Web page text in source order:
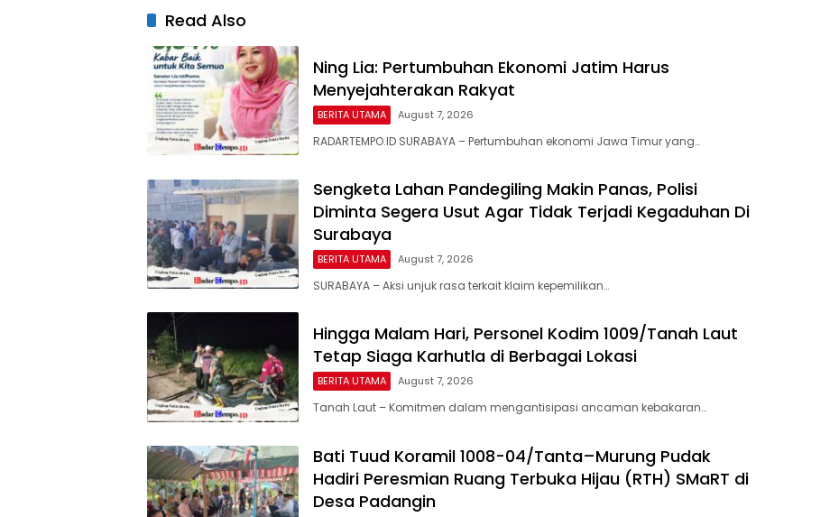
Read Also
Ning Lia: Pertumbuhan Ekonomi Jatim Harus
Menyejahterakan Rakyat
BERITA UTAMA August 7, 2026
RADARTEMPO.ID SURABAYA – Pertumbuhan ekonomi Jawa Timur yang…
Sengketa Lahan Pandegiling Makin Panas, Polisi
Diminta Segera Usut Agar Tidak Terjadi Kegaduhan Di
Surabaya
BERITA UTAMA August 7, 2026
SURABAYA – Aksi unjuk rasa terkait klaim kepemilikan…
Hingga Malam Hari, Personel Kodim 1009/Tanah Laut
Tetap Siaga Karhutla di Berbagai Lokasi
BERITA UTAMA August 7, 2026
Tanah Laut – Komitmen dalam mengantisipasi ancaman kebakaran…
Bati Tuud Koramil 1008-04/Tanta–Murung Pudak
Hadiri Peresmian Ruang Terbuka Hijau (RTH) SMaRT di
Desa Padangin